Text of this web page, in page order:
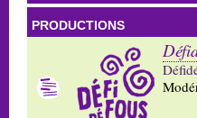
PRODUCTIONS